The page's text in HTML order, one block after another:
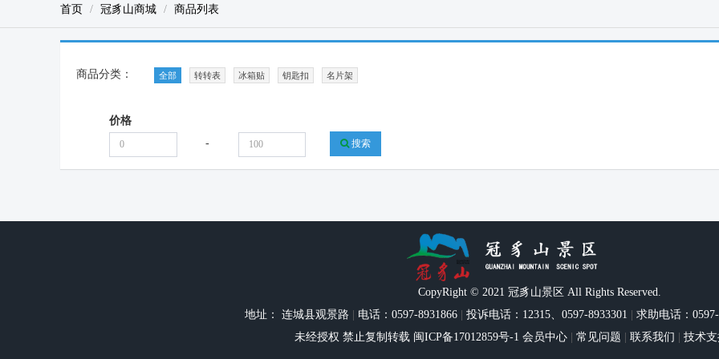
首页 冠豸山商城 商品列表
商品分类： 全部 转转表 冰箱贴 钥匙扣 名片架
价格
-
搜索
CopyRight © 2021 冠豸山景区 All Rights Reserved.
地址： 连城县观景路
电话：0597-8931866 投诉电话：12315、0597-8933301
求助电话：
未经授权 禁止复制转载 闽ICP备17012859号-1 会员中心 常见问题 联系我们 技术